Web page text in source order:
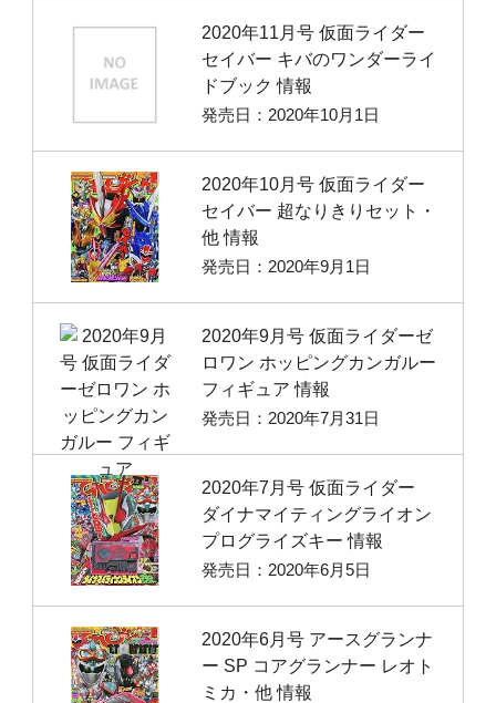
2020年11月号 仮面ライダー
セイバー キバのワンダーライ
ドブック 情報
発売日：2020年10月1日
2020年10月号 仮面ライダー
セイバー 超なりきりセット・
他 情報
発売日：2020年9月1日
2020年9月号 仮面ライダーゼ
ロワン ホッピングカンガルー
フィギュア 情報
発売日：2020年7月31日
2020年7月号 仮面ライダー
ダイナマイティングライオン
プログライズキー 情報
発売日：2020年6月5日
2020年6月号 アースグランナ
ー SP コアグランナー レオト
ミカ・他 情報